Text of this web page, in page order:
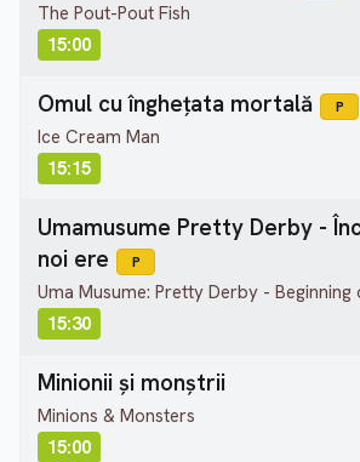
The Pout-Pout Fish
15:00
Omul cu înghețata mortală P
Ice Cream Man
15:15
Umamusume Pretty Derby -
noi ere
P
Uma Musume: Pretty Derby - Beginning
15:30
Minionii și monștrii
Minions & Monsters
15:00